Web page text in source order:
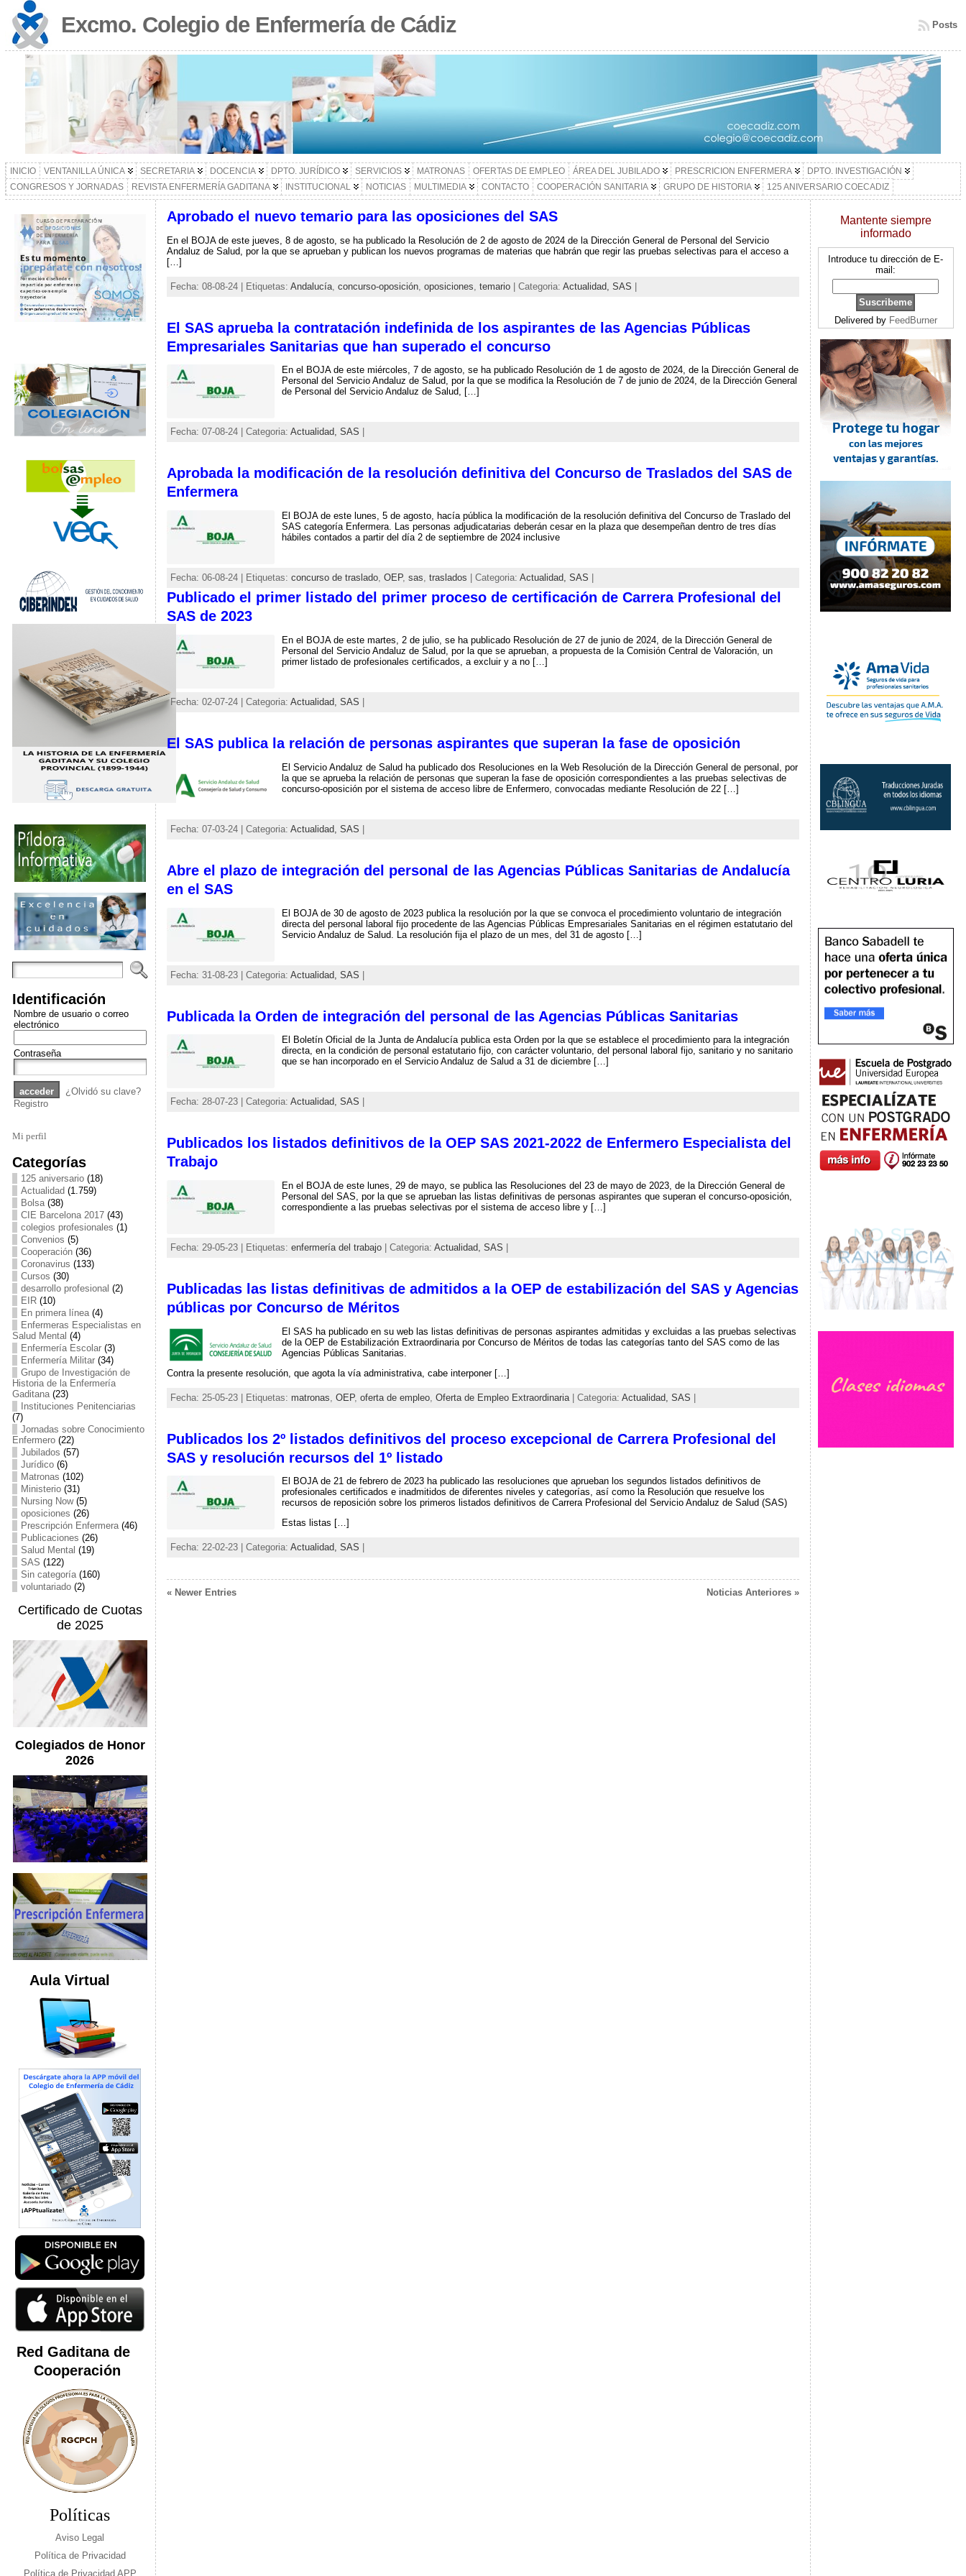
Excmo. Colegio de Enfermería de Cádiz Posts
INICIO VENTANILLA ÚNICA SECRETARIA DOCENCIA DPTO. JURÍDICO SERVICIOS MATRONAS OFERTAS DE EMPLEO ÁREA DEL JUBILADO PRESCRICION ENFERMERA
DPTO. INVESTIGACIÓN
CONGRESOS Y JORNADAS
REVISTA ENFERMERÍA GADITANA INSTITUCIONAL NOTICIAS MULTIMEDIA CONTACTO COOPERACIÓN SANITARIA GRUPO DE HISTORIA 125 ANIVERSARIO COECADIZ
Identificación
Nombre de usuario o correo
electrónico
Contraseña
¿Olvidó su clave?
Registro
Mi perfil
Categorías
125 aniversario(18)
Actualidad (1.759)
Bolsa(38)
CIE Barcelona 2017(43)
colegios profesionales (1)
Convenios (5)
Cooperación(36)
Coronavirus (133)
Cursos (30)
desarrollo profesional (2)
EIR(10)
En primera línea(4)
Enfermeras Especialistas en
Salud Mental (4)
Enfermería Escolar(3)
Enfermería Militar(34)
Grupo de Investigación de
Historia de la Enfermería
Gaditana(23)
Instituciones Penitenciarias
(7)
Jornadas sobre Conocimiento
Enfermero(22)
Jubilados (57)
Jurídico(6)
Matronas (102)
Ministerio(31)
Nursing Now(5)
oposiciones (26)
Prescripción Enfermera(46)
Publicaciones (26)
Salud Mental (19)
SAS (122)
Sin categoría(160)
voluntariado(2)
Certificado de Cuotas
de 2025
Colegiados de Honor
2026
Aula Virtual
Red Gaditana de
Cooperación
Políticas
Aviso Legal
Política de Privacidad
Política de Privacidad APP
Aprobado el nuevo temario para las oposiciones del SAS
En el BOJA de este jueves, 8 de agosto, se ha publicado la Resolución de 2 de agosto de 2024 de la Dirección General de Personal del Servicio
Andaluz de Salud, por la que se aprueban y publican los nuevos programas de materias que habrán que regir las pruebas selectivas para el acceso a
[…]
Fecha: 08-08-24 | Etiquetas: Andalucía, concurso-oposición, oposiciones temario| Categoria: Actualidad, SAS |
El SAS aprueba la contratación indefinida de los aspirantes de las Agencias Públicas
Empresariales Sanitarias que han superado el concurso
En el BOJA de este miércoles, 7 de agosto, se ha publicado Resolución de 1 de agosto de 2024, de la Dirección General de
Personal del Servicio Andaluz de Salud, por la que se modifica la Resolución de 7 de junio de 2024, de la Dirección General
de Personal del Servicio Andaluz de Salud, […]
Fecha: 07-08-24 | Categoria: Actualidad, SAS
Aprobada la modificación de la resolución definitiva del Concurso de Traslados del SAS de
Enfermera
El BOJA de este lunes, 5 de agosto, hacía pública la modificación de la resolución definitiva del Concurso de Traslado del
SAS categoría Enfermera. Las personas adjudicatarias deberán cesar en la plaza que desempeñan dentro de tres días
hábiles contados a partir del día 2 de septiembre de 2024 inclusive
Fecha: 06-08-24 | Etiquetas: concurso de traslado, OEP, sas, traslados | Categoria: Actualidad, SAS
Publicado el primer listado del primer proceso de certificación de Carrera Profesional del
SAS de 2023
En el BOJA de este martes, 2 de julio, se ha publicado Resolución de 27 de junio de 2024, de la Dirección General de
Personal del Servicio Andaluz de Salud, por la que se aprueban, a propuesta de la Comisión Central de Valoración, un
primer listado de profesionales certificados, a excluir y a no […]
Fecha: 02-07-24 | Categoria: Actualidad, SAS
El SAS publica la relación de personas aspirantes que superan la fase de oposición
El Servicio Andaluz de Salud ha publicado dos Resoluciones en la Web Resolución de la Dirección General de personal, por
la que se aprueba la relación de personas que superan la fase de oposición correspondientes a las pruebas selectivas de
concurso-oposición por el sistema de acceso libre de Enfermero, convocadas mediante Resolución de 22 […]
Fecha: 07-03-24 | Categoria: Actualidad, SAS
Abre el plazo de integración del personal de las Agencias Públicas Sanitarias de Andalucía
en el SAS
El BOJA de 30 de agosto de 2023 publica la resolución por la que se convoca el procedimiento voluntario de integración
directa del personal laboral fijo procedente de las Agencias Públicas Empresariales Sanitarias en el régimen estatutario del
Servicio Andaluz de Salud. La resolución fija el plazo de un mes, del 31 de agosto […]
Fecha: 31-08-23 | Categoria: Actualidad, SAS |
Publicada la Orden de integración del personal de las Agencias Públicas Sanitarias
El Boletín Oficial de la Junta de Andalucía publica esta Orden por la que se establece el procedimiento para la integración
directa, en la condición de personal estatutario fijo, con carácter voluntario, del personal laboral fijo, sanitario y no sanitario
que se han incorporado en el Servicio Andaluz de Salud a 31 de diciembre […]
Fecha: 28-07-23 | Categoria: Actualidad, SAS
Publicados los listados definitivos de la OEP SAS 2021-2022 de Enfermero Especialista del
Trabajo
En el BOJA de este lunes, 29 de mayo, se publica las Resoluciones del 23 de mayo de 2023, de la Dirección General de
Personal del SAS, por la que se aprueban las listas definitivas de personas aspirantes que superan el concurso-oposición,
correspondiente a las pruebas selectivas por el sistema de acceso libre y […]
Fecha: 29-05-23 | Etiquetas: enfermería del trabajo| Categoria: Actualidad, SAS
Publicadas las listas definitivas de admitidos a la OEP de estabilización del SAS y Agencias
públicas por Concurso de Méritos
El SAS ha publicado en su web las listas definitivas de personas aspirantes admitidas y excluidas a las pruebas selectivas
de la OEP de Estabilización Extraordinaria por Concurso de Méritos de todas las categorías tanto del SAS como de las
Agencias Públicas Sanitarias.
Contra la presente resolución, que agota la vía administrativa, cabe interponer […]
Fecha: 25-05-23 | Etiquetas: matronas OEP, oferta de empleo, Oferta de Empleo Extraordinaria| Categoria: Actualidad, SAS |
Publicados los 2º listados definitivos del proceso excepcional de Carrera Profesional del
SAS y resolución recursos del 1º listado
El BOJA de 21 de febrero de 2023 ha publicado las resoluciones que aprueban los segundos listados definitivos de
profesionales certificados e inadmitidos de diferentes niveles y categorías, así como la Resolución que resuelve los
recursos de reposición sobre los primeros listados definitivos de Carrera Profesional del Servicio Andaluz de Salud (SAS)
Estas listas […]
Fecha: 22-02-23 | Categoria: Actualidad, SAS
« Newer Entries Noticias Anteriores »
Mantente siempre
informado
Introduce tu dirección de E-
mail:
Delivered by FeedBurner